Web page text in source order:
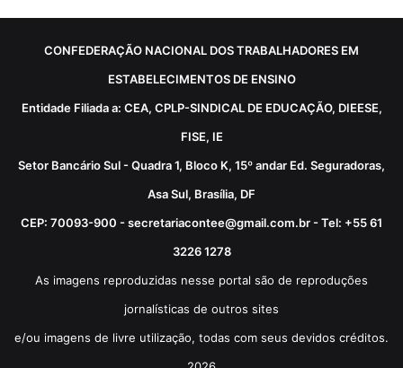
CONFEDERAÇÃO NACIONAL DOS TRABALHADORES EM
ESTABELECIMENTOS DE ENSINO
Entidade Filiada a: CEA, CPLP-SINDICAL DE EDUCAÇÃO, DIEESE,
FISE, IE
Setor Bancário Sul - Quadra 1, Bloco K, 15º andar Ed. Seguradoras,
Asa Sul, Brasília, DF
CEP: 70093-900 - secretariacontee@gmail.com.br - Tel: +55 61
3226 1278
As imagens reproduzidas nesse portal são de reproduções
jornalísticas de outros sites
e/ou imagens de livre utilização, todas com seus devidos créditos.